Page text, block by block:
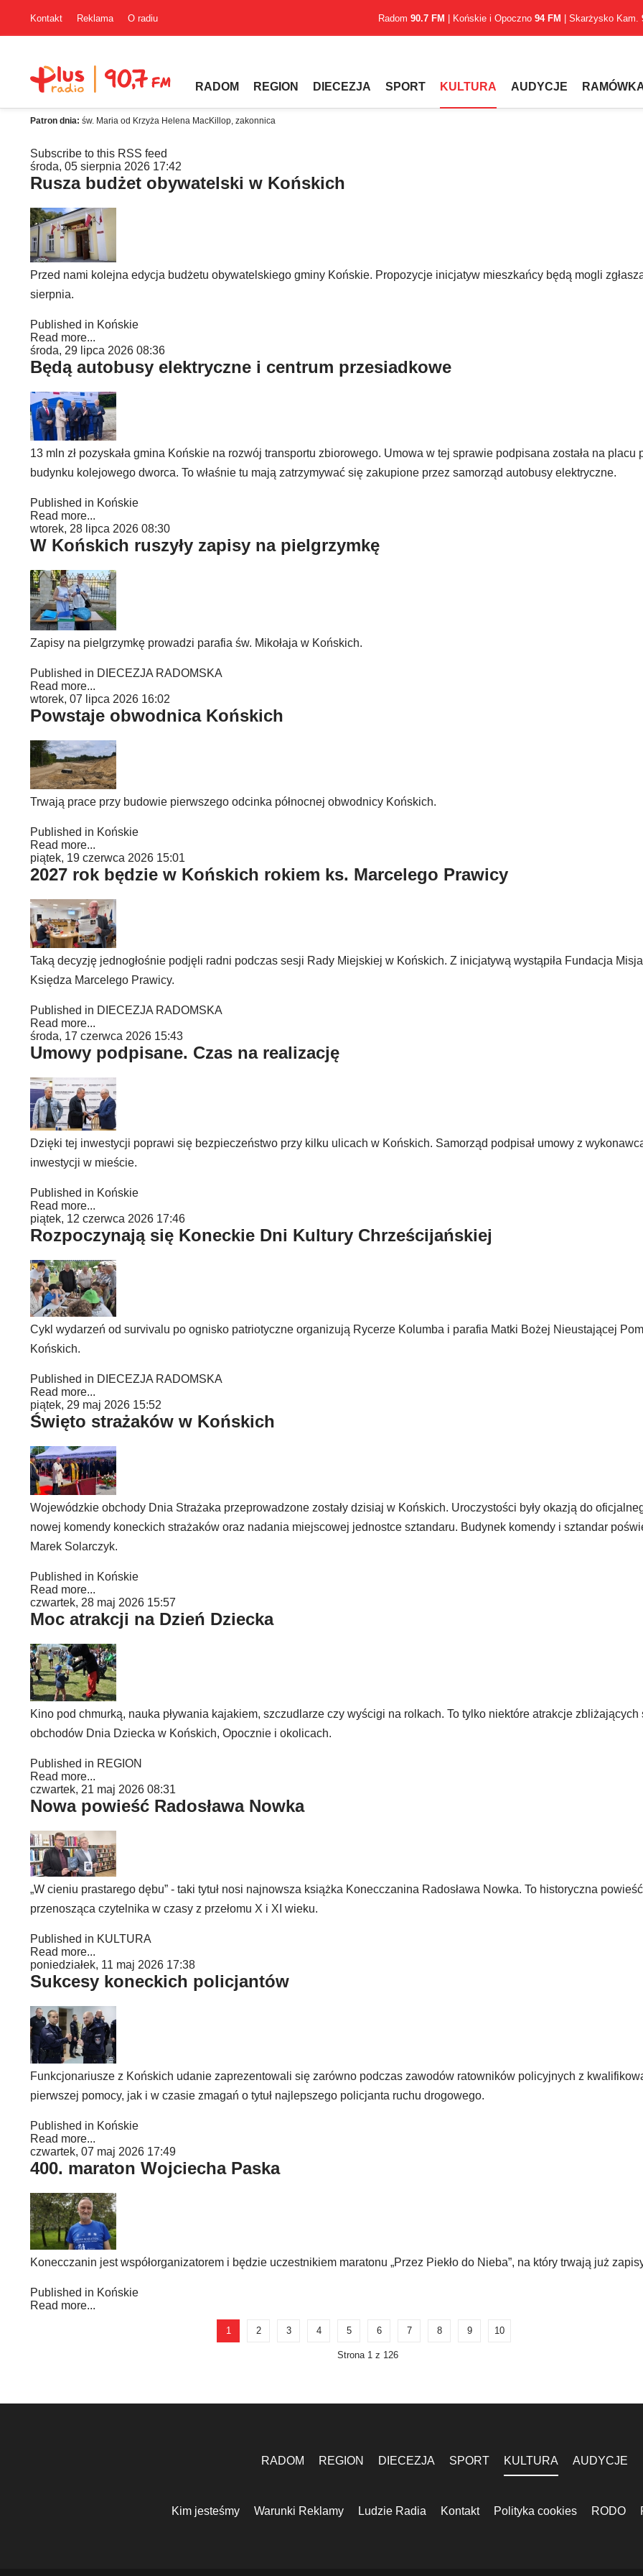
Kontakt Reklama O radiu Radom 90.7 FM | Końskie i Opoczno 94 FM | Skarżysko Kam.
RADOM REGION DIECEZJA SPORT KULTURA AUDYCJE
Patron dnia: św. Maria od Krzyża Helena MacKillop, zakonnica
Subscribe to this RSS feed
środa, 05 sierpnia 2026 17:42
Rusza budżet obywatelski w Końskich
Przed nami kolejna edycja budżetu obywatelskiego gminy Końskie. Propozycje inicjatyw mieszkańcy będą mogli
sierpnia.
Published in Końskie
Read more...
środa, 29 lipca 2026 08:36
Będą autobusy elektryczne i centrum przesiadkowe
13 mln zł pozyskała gmina Końskie na rozwój transportu zbiorowego. Umowa w tej sprawie podpisana została na placu
budynku kolejowego dworca. To właśnie tu mają zatrzymywać się zakupione przez samorząd autobusy elektryczne.
Published in Końskie
Read more...
wtorek, 28 lipca 2026 08:30
W Końskich ruszyły zapisy na pielgrzymkę
Zapisy na pielgrzymkę prowadzi parafia św. Mikołaja w Końskich.
Published in DIECEZJA RADOMSKA
Read more...
wtorek, 07 lipca 2026 16:02
Powstaje obwodnica Końskich
Trwają prace przy budowie pierwszego odcinka północnej obwodnicy Końskich.
Published in Końskie
Read more...
piątek, 19 czerwca 2026 15:01
2027 rok będzie w Końskich rokiem ks. Marcelego Prawicy
Taką decyzję jednogłośnie podjęli radni podczas sesji Rady Miejskiej w Końskich. Z inicjatywą wystąpiła Fundacja
Księdza Marcelego Prawicy.
Published in DIECEZJA RADOMSKA
Read more...
środa, 17 czerwca 2026 15:43
Umowy podpisane. Czas na realizację
Dzięki tej inwestycji poprawi się bezpieczeństwo przy kilku ulicach w Końskich. Samorząd podpisał umowy z
inwestycji w mieście.
Published in Końskie
Read more...
piątek, 12 czerwca 2026 17:46
Rozpoczynają się Koneckie Dni Kultury Chrześcijańskiej
Cykl wydarzeń od survivalu po ognisko patriotyczne organizują Rycerze Kolumba i parafia Matki Bożej Nieustającej
Końskich.
Published in DIECEZJA RADOMSKA
Read more...
piątek, 29 maj 2026 15:52
Święto strażaków w Końskich
Wojewódzkie obchody Dnia Strażaka przeprowadzone zostały dzisiaj w Końskich. Uroczystości były okazją do
nowej komendy koneckich strażaków oraz nadania miejscowej jednostce sztandaru. Budynek komendy i sztandar
Marek Solarczyk.
Published in Końskie
Read more...
czwartek, 28 maj 2026 15:57
Moc atrakcji na Dzień Dziecka
Kino pod chmurką, nauka pływania kajakiem, szczudlarze czy wyścigi na rolkach. To tylko niektóre atrakcje zbliżających
obchodów Dnia Dziecka w Końskich, Opocznie i okolicach.
Published in REGION
Read more...
czwartek, 21 maj 2026 08:31
Nowa powieść Radosława Nowka
„W cieniu prastarego dębu” - taki tytuł nosi najnowsza książka Konecczanina Radosława Nowka. To historyczna powieść
przenosząca czytelnika w czasy z przełomu X i XI wieku.
Published in KULTURA
Read more...
poniedziałek, 11 maj 2026 17:38
Sukcesy koneckich policjantów
Funkcjonariusze z Końskich udanie zaprezentowali się zarówno podczas zawodów ratowników policyjnych z
pierwszej pomocy, jak i w czasie zmagań o tytuł najlepszego policjanta ruchu drogowego.
Published in Końskie
Read more...
czwartek, 07 maj 2026 17:49
400. maraton Wojciecha Paska
Konecczanin jest współorganizatorem i będzie uczestnikiem maratonu „Przez Piekło do Nieba”, na który trwają już
Published in Końskie
Read more...
1 2 3 4 5 6 7 8 9 10
Strona 1 z 126
RADOM REGION DIECEZJA SPORT KULTURA AUDYCJE
Kim jesteśmy Warunki Reklamy Ludzie Radia Kontakt Polityka cookies RODO